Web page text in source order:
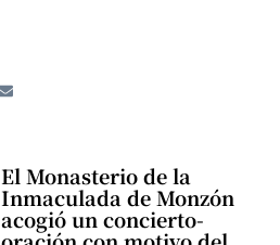
El Monasterio de la
Inmaculada de Monzón
acogió un concierto-